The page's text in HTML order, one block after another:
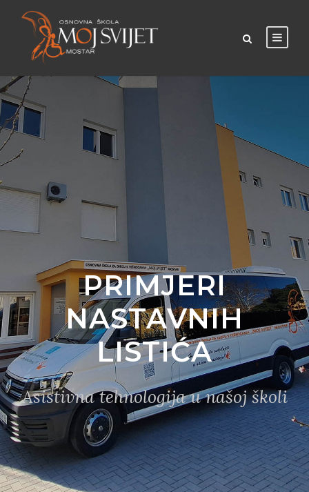
PRIMJERI
NASTAVNIH
LISTIĆA
Asistivna tehnologija u našoj školi